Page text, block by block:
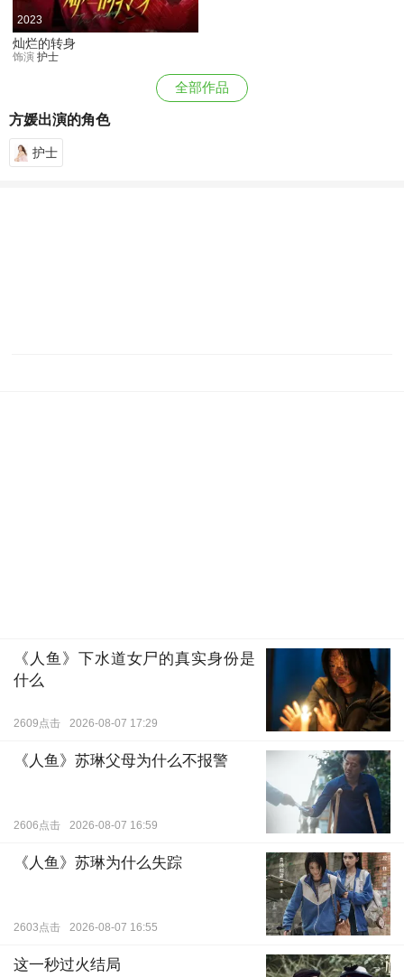
2023
灿烂的转身
饰演护士
全部作品
方媛出演的角色
护士
《人鱼》下水道女尸的真实身份是
什么
2609点击 2026-08-07 17:29
《人鱼》苏琳父母为什么不报警
2606点击 2026-08-07 16:59
《人鱼》苏琳为什么失踪
2603点击 2026-08-07 16:55
这一秒过火结局